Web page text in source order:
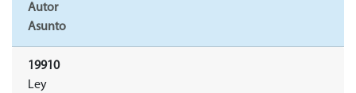
Autor
Asunto
19910
Ley